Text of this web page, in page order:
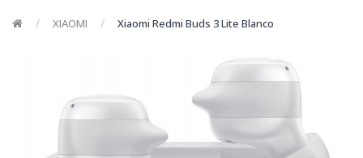
XIAOMI Xiaomi Redmi Buds 3 Lite Blanco